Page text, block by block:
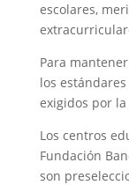
escolares,
Para
los
exigidos por
Los centros
Fundación
son